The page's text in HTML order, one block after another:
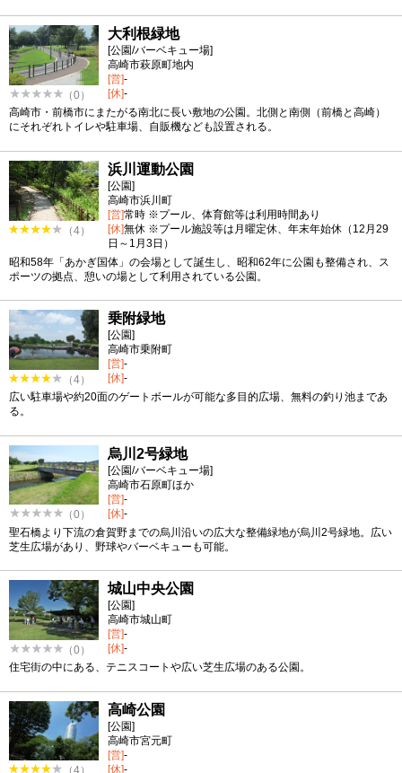
（0）
大利根緑地
[公園/バーベキュー場]
高崎市萩原町地内
[営]-
[休]-
高崎市・前橋市にまたがる南北に長い敷地の公園。北側と南側（前橋と高崎）
にそれぞれトイレや駐車場、自販機なども設置される。
（4）
浜川運動公園
[公園]
高崎市浜川町
[営]常時 ※プール、体育館等は利用時間あり
[休]無休 ※プール施設等は月曜定休、年末年始休（12月29
日～1月3日）
昭和58年「あかぎ国体」の会場として誕生し、昭和62年に公園も整備され、ス
ポーツの拠点、憩いの場として利用されている公園。
（4）
乗附緑地
[公園]
高崎市乗附町
[営]-
[休]-
広い駐車場や約20面のゲートボールが可能な多目的広場、無料の釣り池まであ
る。
（0）
烏川2号緑地
[公園/バーベキュー場]
高崎市石原町ほか
[営]-
[休]-
聖石橋より下流の倉賀野までの烏川沿いの広大な整備緑地が烏川2号緑地。広い
芝生広場があり、野球やバーベキューも可能。
（0）
城山中央公園
[公園]
高崎市城山町
[営]-
[休]-
住宅街の中にある、テニスコートや広い芝生広場のある公園。
高崎公園
[公園]
高崎市宮元町
[営]-
[休]-